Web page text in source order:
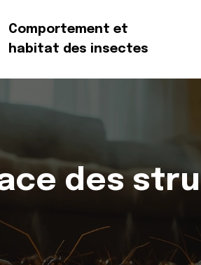
Comportement et
habitat des insectes
des